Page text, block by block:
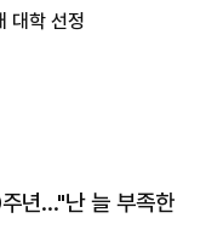
대학 선정
년…"난 늘 부족한